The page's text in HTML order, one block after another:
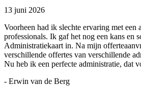
13 juni 2026
Voorheen had ik slechte ervaring met een
professionals. Ik gaf het nog een kans en
Administratiekaart in. Na mijn
verschillende offertes van verschillende
Nu heb ik een perfecte administratie, dat
- Erwin van de Berg